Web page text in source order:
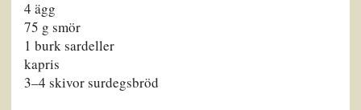
4 ägg
75 g smör
1 burk sardeller
kapris
3–4 skivor surdegsbröd